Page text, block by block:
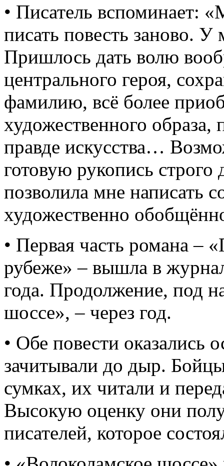
• Писатель вспоминает:
писать повесть заново.
Пришлось дать волю
центрального героя,
фамилию, всё более
художественного образа,
правде искусства…
готовую рукопись строго
позволила мне написать
художественно
• Первая часть романа –
рубеже» – вышла в
года. Продолжение, под
шоссе», – через год.
• Обе повести оказались
зачитывали до дыр.
сумках, их читали и
Высокую оценку они
писателей, которое